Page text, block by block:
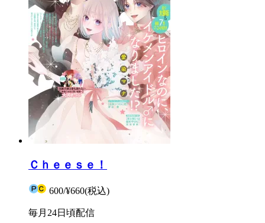
Ｃｈｅｅｓｅ！
600/¥660(税込)
毎月24日頃配信